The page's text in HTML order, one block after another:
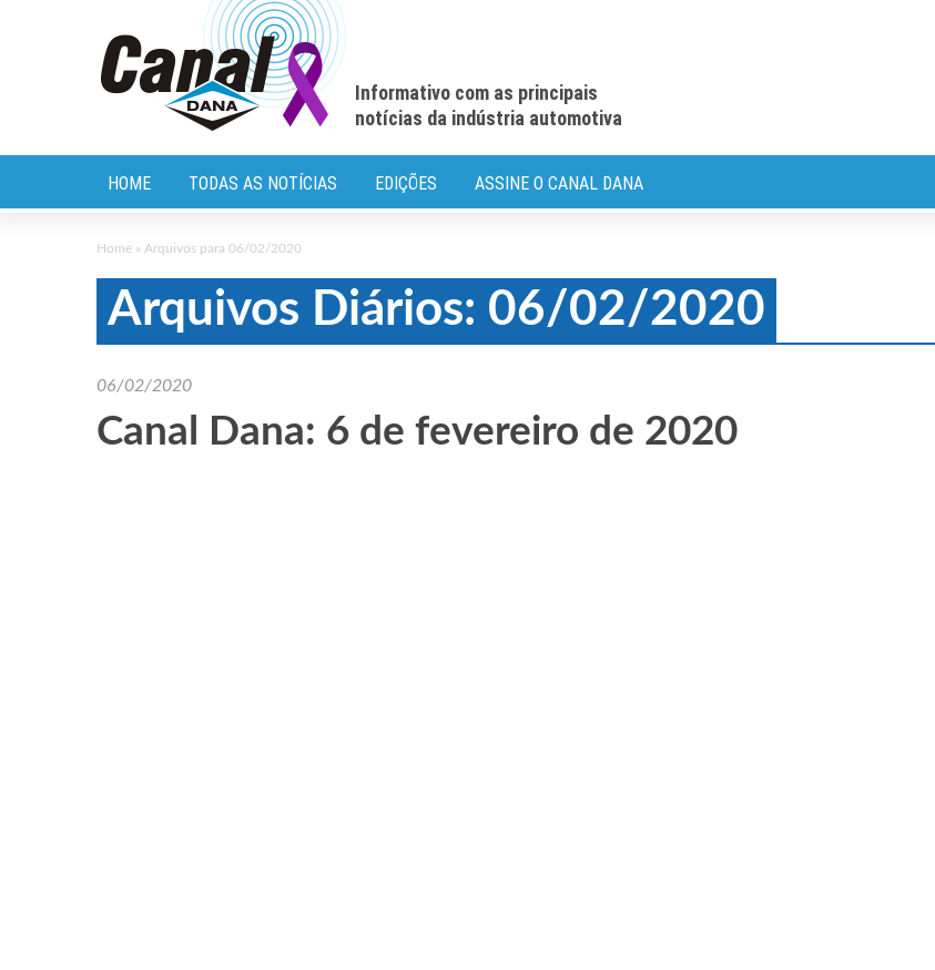
Informativo com as principais
notícias da indústria automotiva
HOME TODAS AS NOTÍCIAS EDIÇÕES ASSINE O CANAL DANA
Home » Arquivos para 06/02/2020
Arquivos Diários: 06/02/2020
06/02/2020
Canal Dana: 6 de fevereiro de 2020